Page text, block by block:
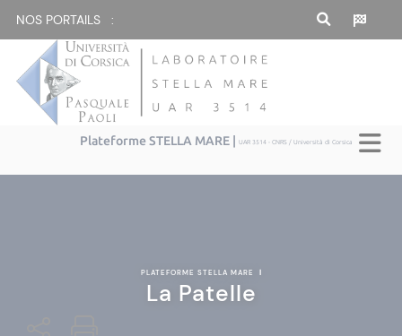
NOS PORTAILS :
Plateforme STELLA MARE |UAR 3514 - CNRS / Università di Corsica
PLATEFORME STELLA MARE |
La Patelle